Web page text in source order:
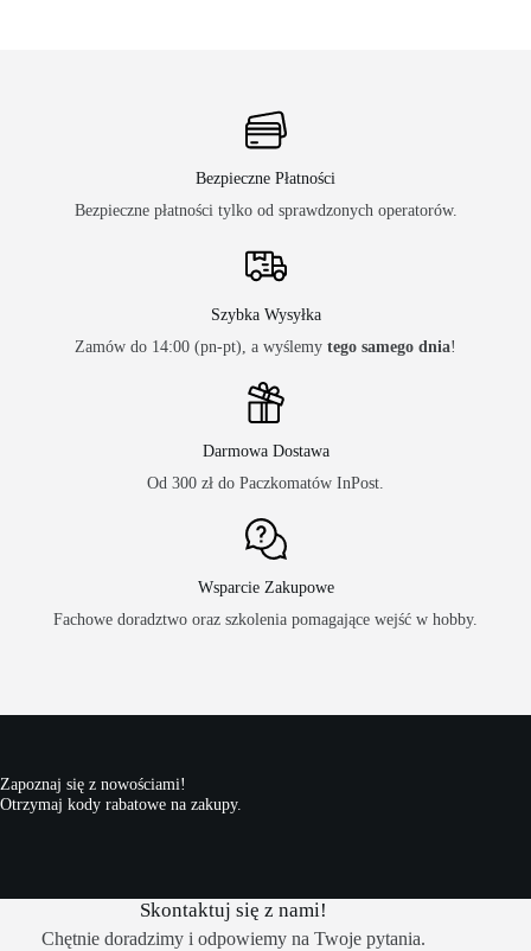
Bezpieczne Płatności
Bezpieczne płatności tylko od sprawdzonych operatorów.
Szybka Wysyłka
Zamów do 14:00 (pn-pt), a wyślemy tego samego dnia!
Darmowa Dostawa
Od 300 zł do Paczkomatów InPost.
Wsparcie Zakupowe
Fachowe doradztwo oraz szkolenia pomagające wejść w hobby.
Zapoznaj się z nowościami!
Otrzymaj kody rabatowe na zakupy.
Skontaktuj się z nami!
Chętnie doradzimy i odpowiemy na Twoje pytania.